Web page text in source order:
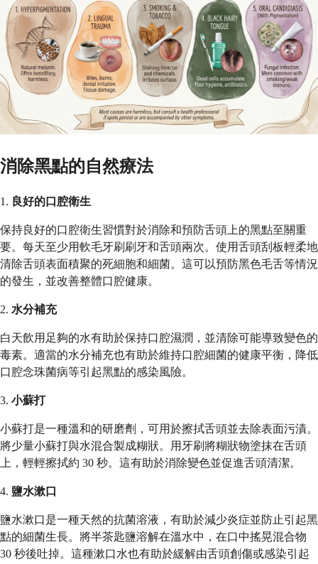
消除黑點的自然療法
1. 良好的口腔衛生
保持良好的口腔衛生習慣對於消除和預防舌頭上的黑點至關重
要。每天至少用軟毛牙刷刷牙和舌頭兩次。使用舌頭刮板輕柔地
清除舌頭表面積聚的死細胞和細菌。這可以預防黑色毛舌等情況
的發生，並改善整體口腔健康。
2. 水分補充
白天飲用足夠的水有助於保持口腔濕潤，並清除可能導致變色的
毒素。適當的水分補充也有助於維持口腔細菌的健康平衡，降低
口腔念珠菌病等引起黑點的感染風險。
3. 小蘇打
小蘇打是一種溫和的研磨劑，可用於擦拭舌頭並去除表面污漬。
將少量小蘇打與水混合製成糊狀。用牙刷將糊狀物塗抹在舌頭
上，輕輕擦拭約 30 秒。這有助於消除變色並促進舌頭清潔。
4. 鹽水漱口
鹽水漱口是一種天然的抗菌溶液，有助於減少炎症並防止引起黑
點的細菌生長。將半茶匙鹽溶解在溫水中，在口中搖晃混合物
30 秒後吐掉。這種漱口水也有助於緩解由舌頭創傷或感染引起